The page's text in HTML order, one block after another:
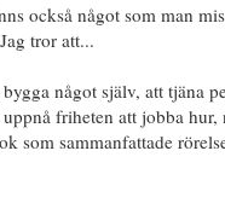
också något som man
tror att...
något själv, att tjäna
friheten att jobba hur,
som sammanfattade